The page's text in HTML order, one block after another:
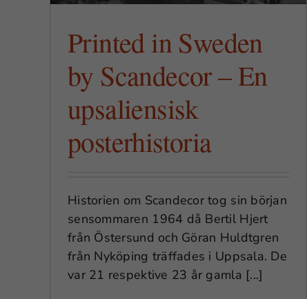
Printed in Sweden
by Scandecor – En
upsaliensisk
posterhistoria
Historien om Scandecor tog sin början
sensommaren 1964 då Bertil Hjert
från Östersund och Göran Huldtgren
från Nyköping träffades i Uppsala. De
var 21 respektive 23 år gamla [...]